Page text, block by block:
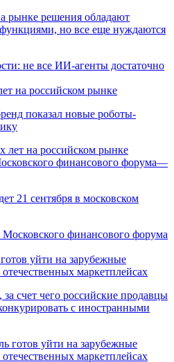
рынке решения обладают
но все еще нуждаются
на российском рынке
показал новые роботы-
финансового форума—
21 сентября в московском
уйти на зарубежные
маркетплейсах
счет чего российские продавцы
с иностранными